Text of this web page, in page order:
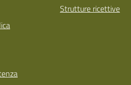
Strutture ricettive